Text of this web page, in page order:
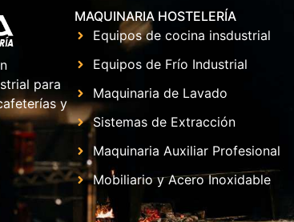
para
y
MAQUINARIA HOSTELERÍA
Equipos de cocina insdustrial
Equipos de Frío Industrial
Maquinaria de Lavado
Sistemas de Extracción
Maquinaria Auxiliar Profesional
Mobiliario y Acero Inoxidable